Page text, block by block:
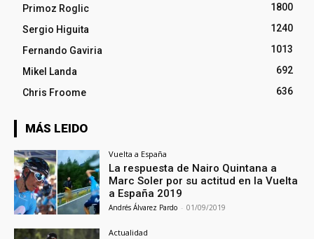
Primoz Roglic
1800
Sergio Higuita
1240
Fernando Gaviria
1013
Mikel Landa
692
Chris Froome
636
MÁS LEIDO
Vuelta a España
La respuesta de Nairo Quintana a
Marc Soler por su actitud en la Vuelta
a España 2019
Andrés Álvarez Pardo - 01/09/2019
Actualidad